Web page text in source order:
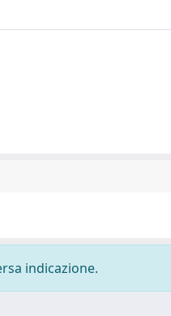
indicazione.